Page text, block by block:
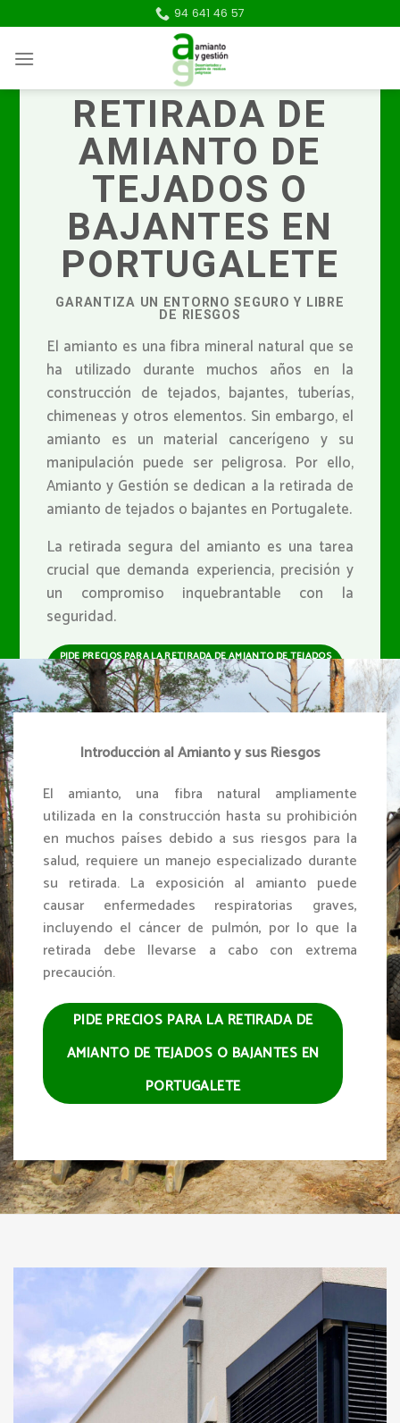
to
content
94 641 46 57
RETIRADA DE
AMIANTO DE
TEJADOS O
BAJANTES EN
PORTUGALETE
GARANTIZA UN ENTORNO SEGURO Y LIBRE
DE RIESGOS
El amianto es una fibra mineral natural que se
ha utilizado durante muchos años en la
construcción de tejados, bajantes, tuberías,
chimeneas y otros elementos. Sin embargo, el
amianto es un material cancerígeno y su
manipulación puede ser peligrosa. Por ello,
Amianto y Gestión se dedican a la retirada de
amianto de tejados o bajantes en Portugalete.
La retirada segura del amianto es una tarea
crucial que demanda experiencia, precisión y
un compromiso inquebrantable con la
seguridad.
PIDE PRECIOS PARA LA RETIRADA DE AMIANTO DE TEJADOS
O BAJANTES EN PORTUGALETE
Introducción al Amianto y sus Riesgos
El amianto, una fibra natural ampliamente
utilizada en la construcción hasta su prohibición
en muchos países debido a sus riesgos para la
salud, requiere un manejo especializado durante
su retirada. La exposición al amianto puede
causar enfermedades respiratorias graves,
incluyendo el cáncer de pulmón, por lo que la
retirada debe llevarse a cabo con extrema
precaución.
PIDE PRECIOS PARA LA RETIRADA DE
AMIANTO DE TEJADOS O BAJANTES EN
PORTUGALETE